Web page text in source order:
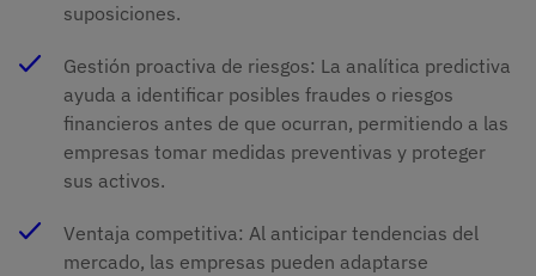
suposiciones. ​
Gestión proactiva de riesgos: La analítica predictiva
ayuda a identificar posibles fraudes o riesgos
financieros antes de que ocurran, permitiendo a las
empresas tomar medidas preventivas y proteger
sus activos. ​
Ventaja competitiva: Al anticipar tendencias del
mercado, las empresas pueden adaptarse